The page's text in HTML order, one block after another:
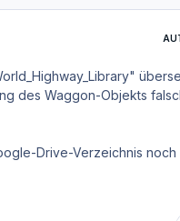
des Waggon-Objekts
Drive-Verzeichnis noch